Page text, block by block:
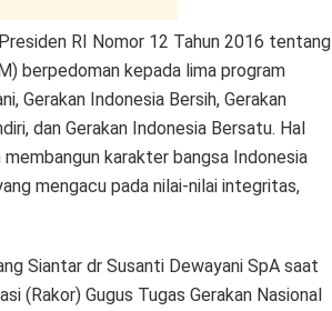
RI Nomor 12 Tahun 2016 tentang
berpedoman kepada lima program
Gerakan Indonesia Bersih, Gerakan
dan Gerakan Indonesia Bersatu. Hal
karakter bangsa Indonesia
mengacu pada nilai-nilai integritas,
Siantar dr Susanti Dewayani SpA saat
(Rakor) Gugus Tugas Gerakan Nasional